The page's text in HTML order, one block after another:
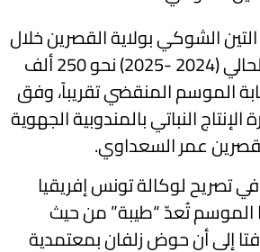
الشوكي بولاية القصرين خلال
الموسم الفلاحي الحالي (2024 -2025) نحو 250 ألف
الموسم المنقضي تقريباً، وفق
الإنتاج النباتي بالمندوبية الجهوية
عمر السعداوي.
تصريح لوكالة تونس إفريقيا
الموسم تُعدّ “طيبة” من حيث
إلى أن حوض زلفان بمعتمدية